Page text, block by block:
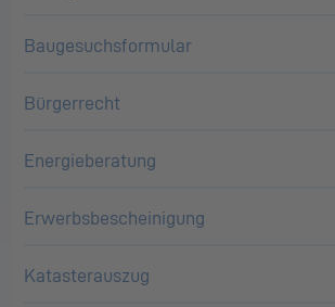
Baugesuchsformular
Bürgerrecht
Energieberatung
Erwerbsbescheinigung
Katasterauszug